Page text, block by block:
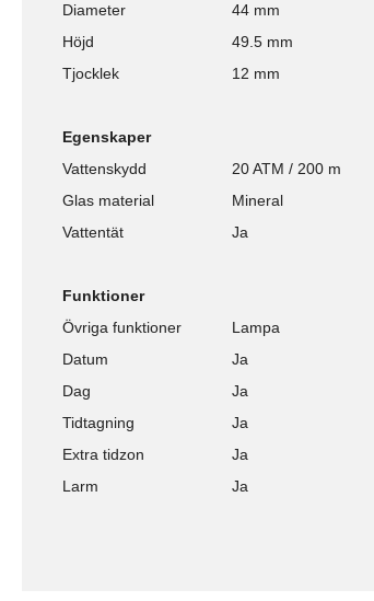
Diameter
44 mm
Höjd
49.5 mm
Tjocklek
12 mm
Egenskaper
Vattenskydd
20 ATM / 200 m
Glas material
Mineral
Vattentät
Ja
Funktioner
Övriga funktioner
Lampa
Datum
Ja
Dag
Ja
Tidtagning
Ja
Extra tidzon
Ja
Larm
Ja